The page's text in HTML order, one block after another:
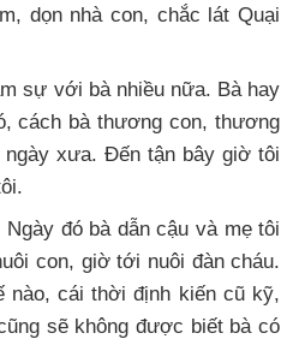
dọn nhà con, chắc lát Quại
sự với bà nhiều nữa. Bà hay
cách bà thương con, thương
xưa. Đến tận bây giờ tôi
đó bà dẫn cậu và mẹ tôi
con, giờ tới nuôi đàn cháu.
nào, cái thời định kiến cũ kỹ,
sẽ không được biết bà có